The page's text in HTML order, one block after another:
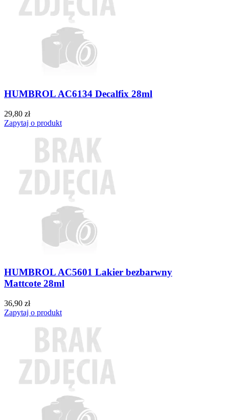
HUMBROL AC6134 Decalfix 28ml
29,80 zł
Zapytaj o produkt
HUMBROL AC5601 Lakier bezbarwny
Mattcote 28ml
36,90 zł
Zapytaj o produkt